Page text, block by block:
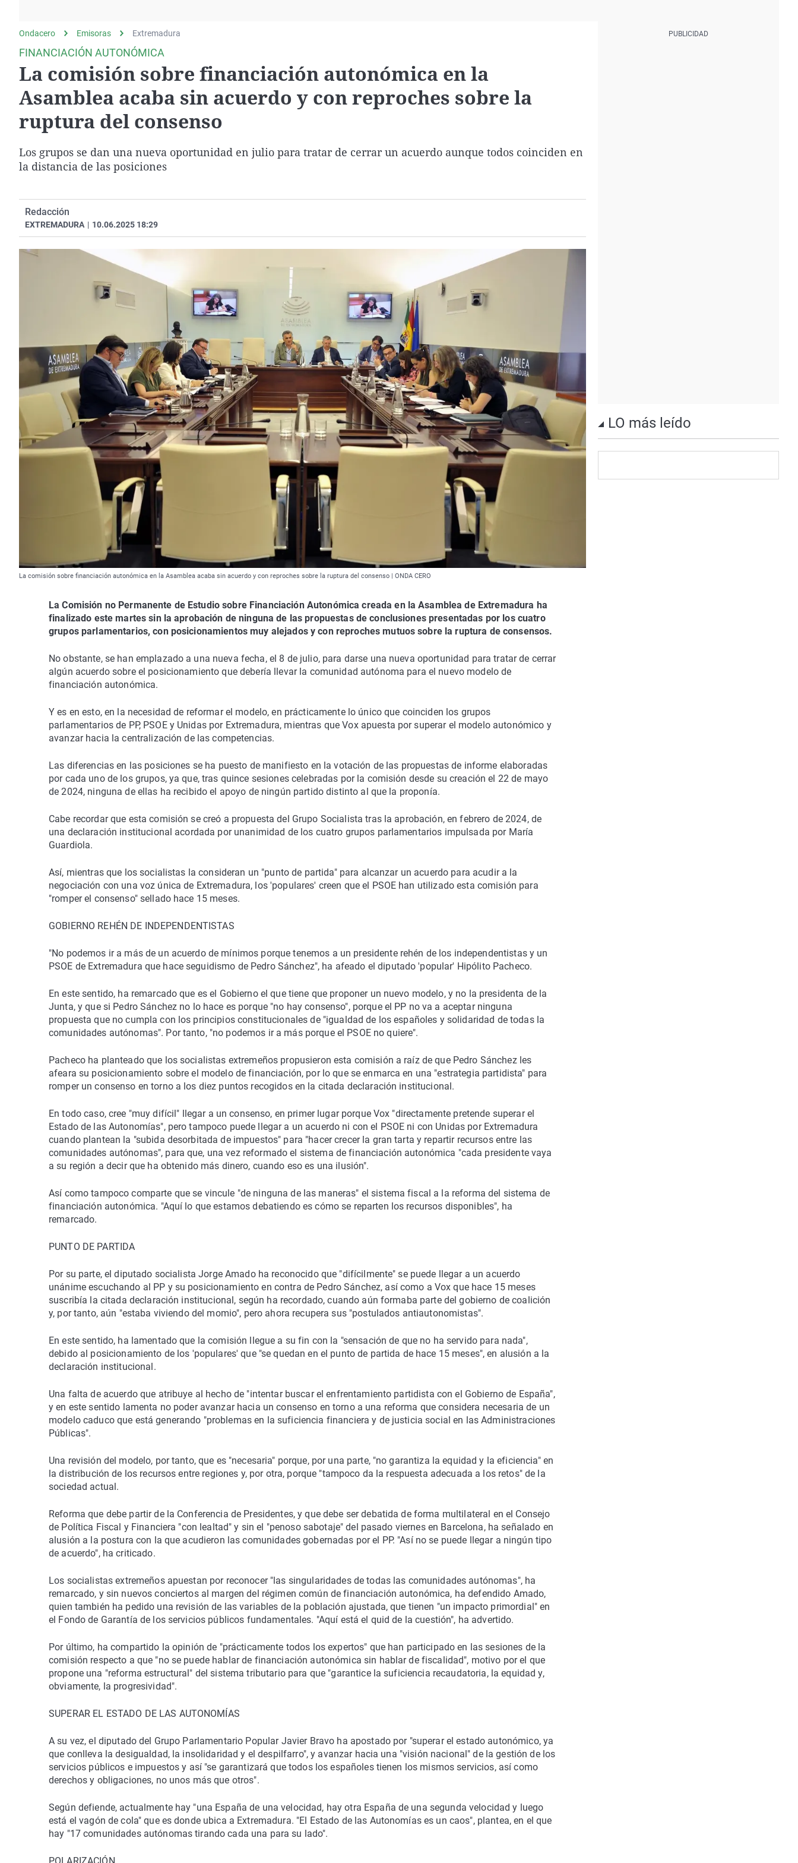
Como el perro y el
gato
Operación Viuda
Negra
Navarra
Ondacero Emisoras Extremadura
FINANCIACIÓN AUTONÓMICA
La comisión sobre financiación autonómica en la
Asamblea acaba sin acuerdo y con reproches sobre la
ruptura del consenso
Los grupos se dan una nueva oportunidad en julio para tratar de cerrar un acuerdo aunque todos coinciden en
la distancia de las posiciones
Redacción
EXTREMADURA | 10.06.2025 18:29
La comisión sobre financiación autonómica en la Asamblea acaba sin acuerdo y con reproches sobre la ruptura del consenso | ONDA CERO
La Comisión no Permanente de Estudio sobre Financiación Autonómica creada en la Asamblea de Extremadura ha
finalizado este martes sin la aprobación de ninguna de las propuestas de conclusiones presentadas por los cuatro
grupos parlamentarios, con posicionamientos muy alejados y con reproches mutuos sobre la ruptura de consensos.
No obstante, se han emplazado a una nueva fecha, el 8 de julio, para darse una nueva oportunidad para tratar de cerrar
algún acuerdo sobre el posicionamiento que debería llevar la comunidad autónoma para el nuevo modelo de
financiación autonómica.
Y es en esto, en la necesidad de reformar el modelo, en prácticamente lo único que coinciden los grupos
parlamentarios de PP, PSOE y Unidas por Extremadura, mientras que Vox apuesta por superar el modelo autonómico y
avanzar hacia la centralización de las competencias.
Las diferencias en las posiciones se ha puesto de manifiesto en la votación de las propuestas de informe elaboradas
por cada uno de los grupos, ya que, tras quince sesiones celebradas por la comisión desde su creación el 22 de mayo
de 2024, ninguna de ellas ha recibido el apoyo de ningún partido distinto al que la proponía.
Cabe recordar que esta comisión se creó a propuesta del Grupo Socialista tras la aprobación, en febrero de 2024, de
una declaración institucional acordada por unanimidad de los cuatro grupos parlamentarios impulsada por María
Guardiola.
Así, mientras que los socialistas la consideran un "punto de partida" para alcanzar un acuerdo para acudir a la
negociación con una voz única de Extremadura, los 'populares' creen que el PSOE han utilizado esta comisión para
"romper el consenso" sellado hace 15 meses.
GOBIERNO REHÉN DE INDEPENDENTISTAS
"No podemos ir a más de un acuerdo de mínimos porque tenemos a un presidente rehén de los independentistas y un
PSOE de Extremadura que hace seguidismo de Pedro Sánchez", ha afeado el diputado 'popular' Hipólito Pacheco.
En este sentido, ha remarcado que es el Gobierno el que tiene que proponer un nuevo modelo, y no la presidenta de la
Junta, y que si Pedro Sánchez no lo hace es porque "no hay consenso", porque el PP no va a aceptar ninguna
propuesta que no cumpla con los principios constitucionales de "igualdad de los españoles y solidaridad de todas la
comunidades autónomas". Por tanto, "no podemos ir a más porque el PSOE no quiere".
Pacheco ha planteado que los socialistas extremeños propusieron esta comisión a raíz de que Pedro Sánchez les
afeara su posicionamiento sobre el modelo de financiación, por lo que se enmarca en una "estrategia partidista" para
romper un consenso en torno a los diez puntos recogidos en la citada declaración institucional.
En todo caso, cree "muy difícil" llegar a un consenso, en primer lugar porque Vox "directamente pretende superar el
Estado de las Autonomías", pero tampoco puede llegar a un acuerdo ni con el PSOE ni con Unidas por Extremadura
cuando plantean la "subida desorbitada de impuestos" para "hacer crecer la gran tarta y repartir recursos entre las
comunidades autónomas", para que, una vez reformado el sistema de financiación autonómica "cada presidente vaya
a su región a decir que ha obtenido más dinero, cuando eso es una ilusión".
Así como tampoco comparte que se vincule "de ninguna de las maneras" el sistema fiscal a la reforma del sistema de
financiación autonómica. "Aquí lo que estamos debatiendo es cómo se reparten los recursos disponibles", ha
remarcado.
PUNTO DE PARTIDA
Por su parte, el diputado socialista Jorge Amado ha reconocido que "difícilmente" se puede llegar a un acuerdo
unánime escuchando al PP y su posicionamiento en contra de Pedro Sánchez, así como a Vox que hace 15 meses
suscribía la citada declaración institucional, según ha recordado, cuando aún formaba parte del gobierno de coalición
y, por tanto, aún "estaba viviendo del momio", pero ahora recupera sus "postulados antiautonomistas".
En este sentido, ha lamentado que la comisión llegue a su fin con la "sensación de que no ha servido para nada",
debido al posicionamiento de los 'populares' que "se quedan en el punto de partida de hace 15 meses", en alusión a la
declaración institucional.
Una falta de acuerdo que atribuye al hecho de "intentar buscar el enfrentamiento partidista con el Gobierno de España",
y en este sentido lamenta no poder avanzar hacia un consenso en torno a una reforma que considera necesaria de un
modelo caduco que está generando "problemas en la suficiencia financiera y de justicia social en las Administraciones
Públicas".
Una revisión del modelo, por tanto, que es "necesaria" porque, por una parte, "no garantiza la equidad y la eficiencia" en
la distribución de los recursos entre regiones y, por otra, porque "tampoco da la respuesta adecuada a los retos" de la
sociedad actual.
Reforma que debe partir de la Conferencia de Presidentes, y que debe ser debatida de forma multilateral en el Consejo
de Política Fiscal y Financiera "con lealtad" y sin el "penoso sabotaje" del pasado viernes en Barcelona, ha señalado en
alusión a la postura con la que acudieron las comunidades gobernadas por el PP. "Así no se puede llegar a ningún tipo
de acuerdo", ha criticado.
Los socialistas extremeños apuestan por reconocer "las singularidades de todas las comunidades autónomas", ha
remarcado, y sin nuevos conciertos al margen del régimen común de financiación autonómica, ha defendido Amado,
quien también ha pedido una revisión de las variables de la población ajustada, que tienen "un impacto primordial" en
el Fondo de Garantía de los servicios públicos fundamentales. "Aquí está el quid de la cuestión", ha advertido.
Por último, ha compartido la opinión de "prácticamente todos los expertos" que han participado en las sesiones de la
comisión respecto a que "no se puede hablar de financiación autonómica sin hablar de fiscalidad", motivo por el que
propone una "reforma estructural" del sistema tributario para que "garantice la suficiencia recaudatoria, la equidad y,
obviamente, la progresividad".
SUPERAR EL ESTADO DE LAS AUTONOMÍAS
A su vez, el diputado del Grupo Parlamentario Popular Javier Bravo ha apostado por "superar el estado autonómico, ya
que conlleva la desigualdad, la insolidaridad y el despilfarro", y avanzar hacia una "visión nacional" de la gestión de los
servicios públicos e impuestos y así "se garantizará que todos los españoles tienen los mismos servicios, así como
derechos y obligaciones, no unos más que otros".
Según defiende, actualmente hay "una España de una velocidad, hay otra España de una segunda velocidad y luego
está el vagón de cola" que es donde ubica a Extremadura. "El Estado de las Autonomías es un caos", plantea, en el que
hay "17 comunidades autónomas tirando cada una para su lado".
LO más leído